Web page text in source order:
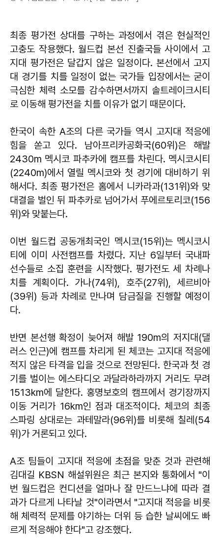
최종 평가전 상대를 구하는 과정에서 겪은 현실적인
고충도 작용했다. 월드컵 본선 진출국들 사이에서 고
지대 평가전은 달갑지 않은 일정이다. 본선에서 고지
대 경기를 치를 일정이 없는 국가들 입장에서는 굳이
극심한 체력 소모를 감수하면서까지 솔트레이크시티
로 이동해 평가전을 치를 이유가 없기 때문이다.
한국이 속한 A조의 다른 국가들 역시 고지대 적응에
힘을 쏟고 있다. 남아프리카공화국(60위)은 해발
2430m 멕시코 파추카에 캠프를 차린다. 멕시코시티
(2240m)에서 열릴 멕시코와 첫 경기에 대비하기 위
해서다. 최종 평가전은 홈에서 니카라과(131위)와 맞
대결을 벌인 뒤 파추카로 넘어가서 푸에르토리코(156
위)와 맞붙는다.
이번 월드컵 공동개최국인 멕시코(15위)는 멕시코시
티에 이미 사전캠프를 차렸다. 지난 6일부터 국내파
선수들로 소집 훈련을 시작했다. 평가전도 세 차례나
치를 계획이다. 가나(74위), 호주(27위), 세르비아
(39위) 등과 차례로 만나며 담금질을 진행할 예정이
다.
반면 본선행 확정이 늦어져 해발 190m의 저지대(댈
러스 인근)에 캠프를 차리게 된 체코는 고지대 적응에
적지 않은 타격을 입을 것으로 전망된다. 한국과 첫 경
기를 벌이는 에스타디오 과달라하라까지 거리도 무려
1513km에 달한다. 홍명보호의 캠프에서 경기장까지
이동 거리가 16km인 점과 대조적이다. 체코의 최종
스파링 상대로는 과테말라(96위)를 비롯해 칠레(54
위)가 거론되고 있다.
A조 팀들이 고지대 적응에 초점을 맞춘 것과 관련해
김대길 KBSN 해설위원은 최근 본지와 통화에서 "이
번 월드컵은 컨디션을 얼마나 잘 만드느냐에 따라 결
과가 다르게 나타날 것"이라면서 "고지대 적응을 비롯
해 체력적 문제를 야기하는 더위 등 습한 날씨에도 빠
르게 적응해야 한다"고 강조했다.